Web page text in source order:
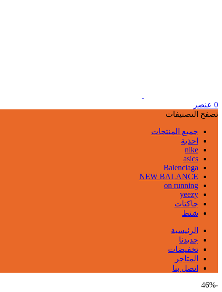
0 عنصر
تصفح التصنيفات
جميع المنتجات
احذية
nike
asics
Balenciaga
NEW BALANCE
on running
yeezy
جاكتات
شنط
الرئيسية
جديدنا
تخفيضات
المتاجر
اتصل بنا
-46%